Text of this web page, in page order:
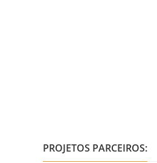
PROJETOS PARCEIROS: